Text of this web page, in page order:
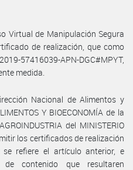
Virtual de Manipulación Segura
de realización, que como
57416039-APN-DGC#MPYT,
medida.
Nacional de Alimentos y
Y BIOECONOMÍA de la
del MINISTERIO
los certificados de realización
refiere el artículo anterior, e
de contenido que resultaren